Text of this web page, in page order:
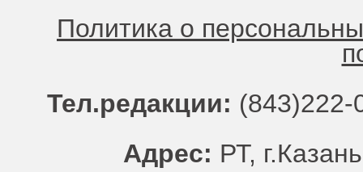
Политика о
Тел.редакции:
Адрес: РТ,